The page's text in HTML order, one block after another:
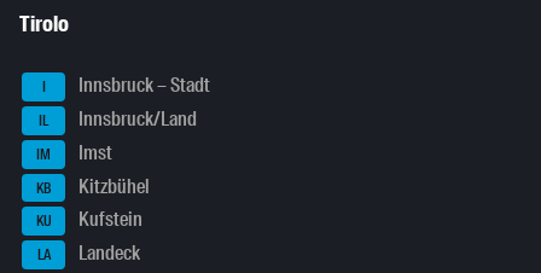
Tirolo
I Innsbruck – Stadt
IL Innsbruck/Land
IM Imst
KB Kitzbühel
KU Kufstein
LA Landeck